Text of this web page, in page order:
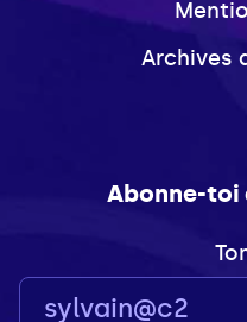
Archives
Abonne-